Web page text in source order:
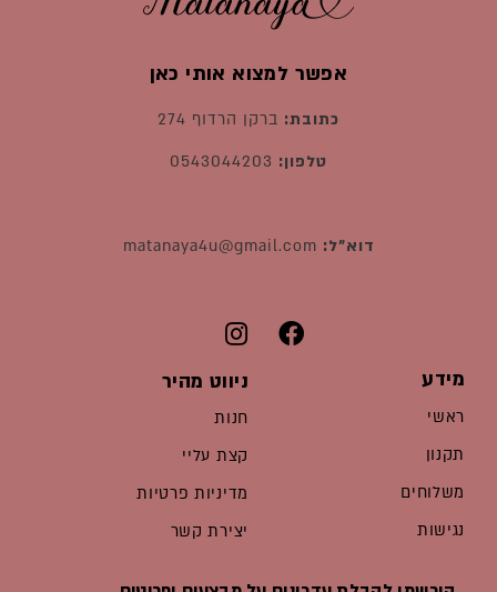
אפשר למצוא אותי כאן
כתובת: ברקן הרדוף 274
טלפון:
דוא"ל: matanaya4u@gmail.com
מידע
ראשי
תקנון
משלוחים
נגישות
ניווט מהיר
חנות
קצת עליי
מדיניות פרטיות
יצירת קשר